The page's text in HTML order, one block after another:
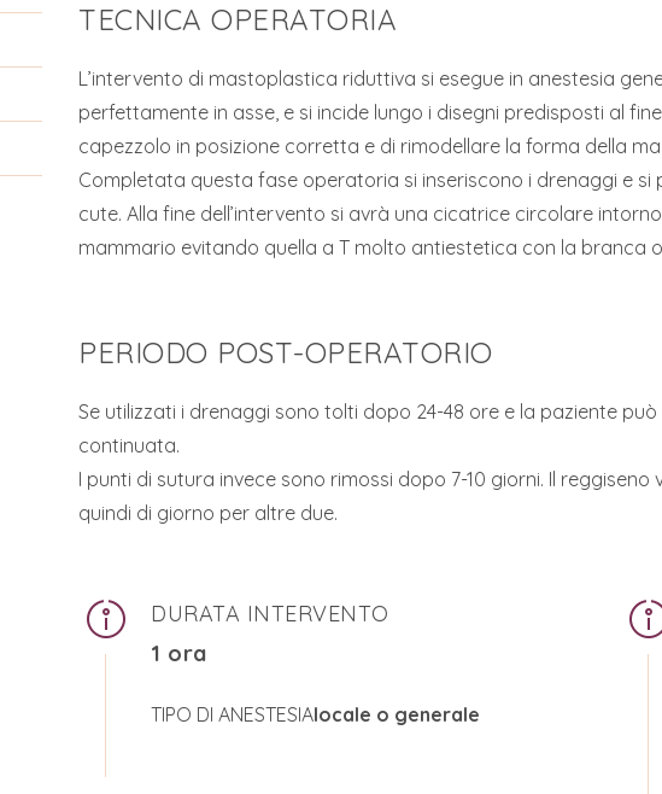
TECNICA OPERATORIA
L’intervento di mastoplastica riduttiva si esegue in anestesia
perfettamente in asse, e si incide lungo i disegni predisposti al
capezzolo in posizione corretta e di rimodellare la forma della
Completata questa fase operatoria si inseriscono i drenaggi e
cute. Alla fine dell’intervento si avrà una cicatrice circolare
mammario evitando quella a T molto antiestetica con la branca
PERIODO POST-OPERATORIO
Se utilizzati i drenaggi sono tolti dopo 24-48 ore e la paziente
continuata.
I punti di sutura invece sono rimossi dopo 7-10 giorni. Il
quindi di giorno per altre due.
DURATA INTERVENTO
1 ora
TIPO DI ANESTESIAlocale o generale